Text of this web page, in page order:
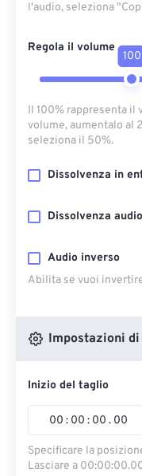
l'audio, seleziona
Regola il volume
100
Il 100% rappresenta il
volume, aumentalo al
seleziona il 50%.
Dissolvenza in
Dissolvenza audio
Audio inverso
Abilita se vuoi
Impostazioni
Inizio del taglio
00 : 00 : 00 . 00
Specificare la
Lasciare a